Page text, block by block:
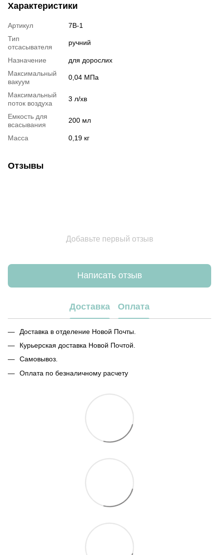
Характеристики
Артикул
7В-1
Тип
отсасывателя
ручний
Назначение
для дорослих
Максимальный
вакуум
0,04 МПа
Максимальный
поток воздуха
3 л/хв
Емкость для
всасывания
200 мл
Масса 0,19 кг
Отзывы
Добавьте первый отзыв
Написать отзыв
Доставка Оплата
Доставка в отделение Новой Почты.
Курьерская доставка Новой Почтой.
Самовывоз.
Оплата по безналичному расчету